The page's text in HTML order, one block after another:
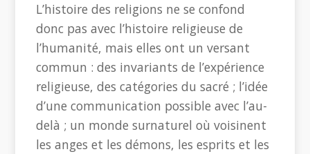
L’histoire des religions ne se confond
donc pas avec l’histoire religieuse de
l’humanité, mais elles ont un versant
commun : des invariants de l’expérience
religieuse, des catégories du sacré ; l’idée
d’une communication possible avec l’au-
delà ; un monde surnaturel où voisinent
les anges et les démons, les esprits et les